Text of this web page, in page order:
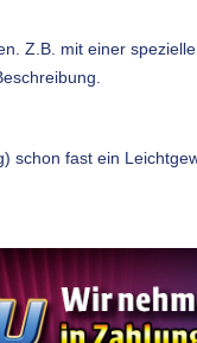
Z.B. mit einer
schon fast ein